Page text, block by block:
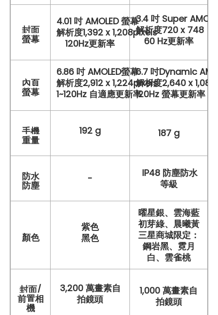
封面
螢幕
4.01 吋 AMOLED 螢幕
解析度1,392 x 1,208pixels
120Hz更新率
3.4 吋 Super
解析度720 x 748
60 Hz更新率
內頁
螢幕
6.86 吋 AMOLED螢幕
解析度2,912 x 1,224pixels
1~120Hz 自適應更新率
6.7 吋Dynamic
解析度2,640 x 1,080
120Hz 螢幕更新率
手機
重量
192 g 187 g
防水
防塵
-
IP48 防塵防水
等級
顏色
紫色
黑色
曜星銀、雲海藍
初芽綠、晨曦黃
三星商城限定：
鋼岩黑、霓月
白、雲雀桃
封面/
前置相
機
3,200 萬畫素自
拍鏡頭
1,000 萬畫素自
拍鏡頭